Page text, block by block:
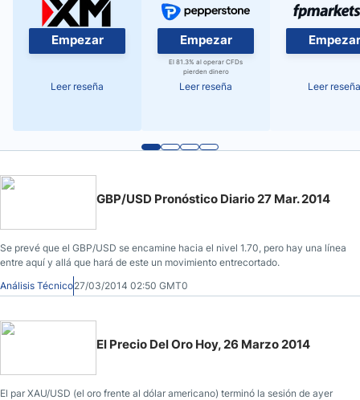
Empezar
Leer reseña
Empezar
El 81.3% al operar CFDs
pierden dinero
Leer reseña
Empezar
Leer reseña
GBP/USD Pronóstico Diario 27 Mar. 2014
Se prevé que el GBP/USD se encamine hacia el nivel 1.70, pero hay una línea
entre aquí y allá que hará de este un movimiento entrecortado.
Análisis Técnico27/03/2014 02:50 GMT0
El Precio Del Oro Hoy, 26 Marzo 2014
El par XAU/USD (el oro frente al dólar americano) terminó la sesión de ayer